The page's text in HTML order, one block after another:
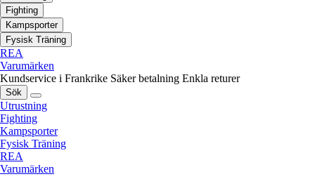
Fighting
Kampsporter
Fysisk Träning
REA
Varumärken
Kundservice i Frankrike Säker betalning Enkla returer
Sök
Utrustning
Fighting
Kampsporter
Fysisk Träning
REA
Varumärken